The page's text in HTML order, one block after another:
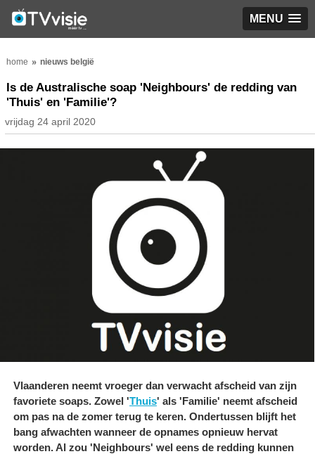
MENU
home nieuws belgië
Is de Australische soap 'Neighbours' de redding van
'Thuis' en 'Familie'?
vrijdag 24 april 2020
Vlaanderen neemt vroeger dan verwacht afscheid van zijn
favoriete soaps. Zowel 'Thuis' als 'Familie' neemt afscheid
om pas na de zomer terug te keren. Ondertussen blijft het
bang afwachten wanneer de opnames opnieuw hervat
worden. Al zou 'Neighbours' wel eens de redding kunnen